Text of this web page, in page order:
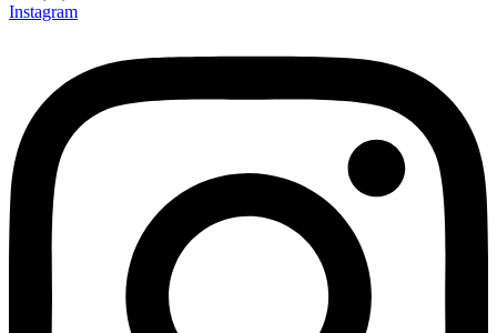
Instagram